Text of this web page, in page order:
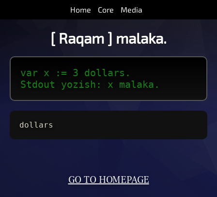
Home Core Media
[ Raqam ] malaka.
var x := 3 dollars.
Stdout yozish: x malaka.
dollars
GO TO HOMEPAGE